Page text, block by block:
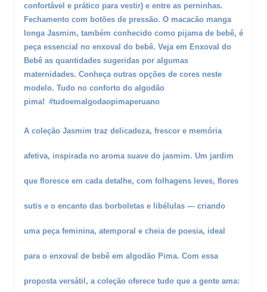
confortável e prático para vestir) e entre as perninhas.
Fechamento com botões de pressão. O macacão manga
longa Jasmim, também conhecido como pijama de bebê, é
peça essencial no enxoval do bebê. Veja em Enxoval do
Bebê as quantidades sugeridas por algumas
maternidades. Conheça outras opções de cores neste
modelo. Tudo no conforto do algodão
pima! #tudoemalgodaopimaperuano
A coleção Jasmim traz delicadeza, frescor e memória
afetiva, inspirada no aroma suave do jasmim. Um jardim
que floresce em cada detalhe, com folhagens leves, flores
sutis e o encanto das borboletas e libélulas — criando
uma peça feminina, atemporal e cheia de poesia, ideal
para o enxoval de bebê em algodão Pima. Com essa
proposta versátil, a coleção oferece tudo que a gente ama: